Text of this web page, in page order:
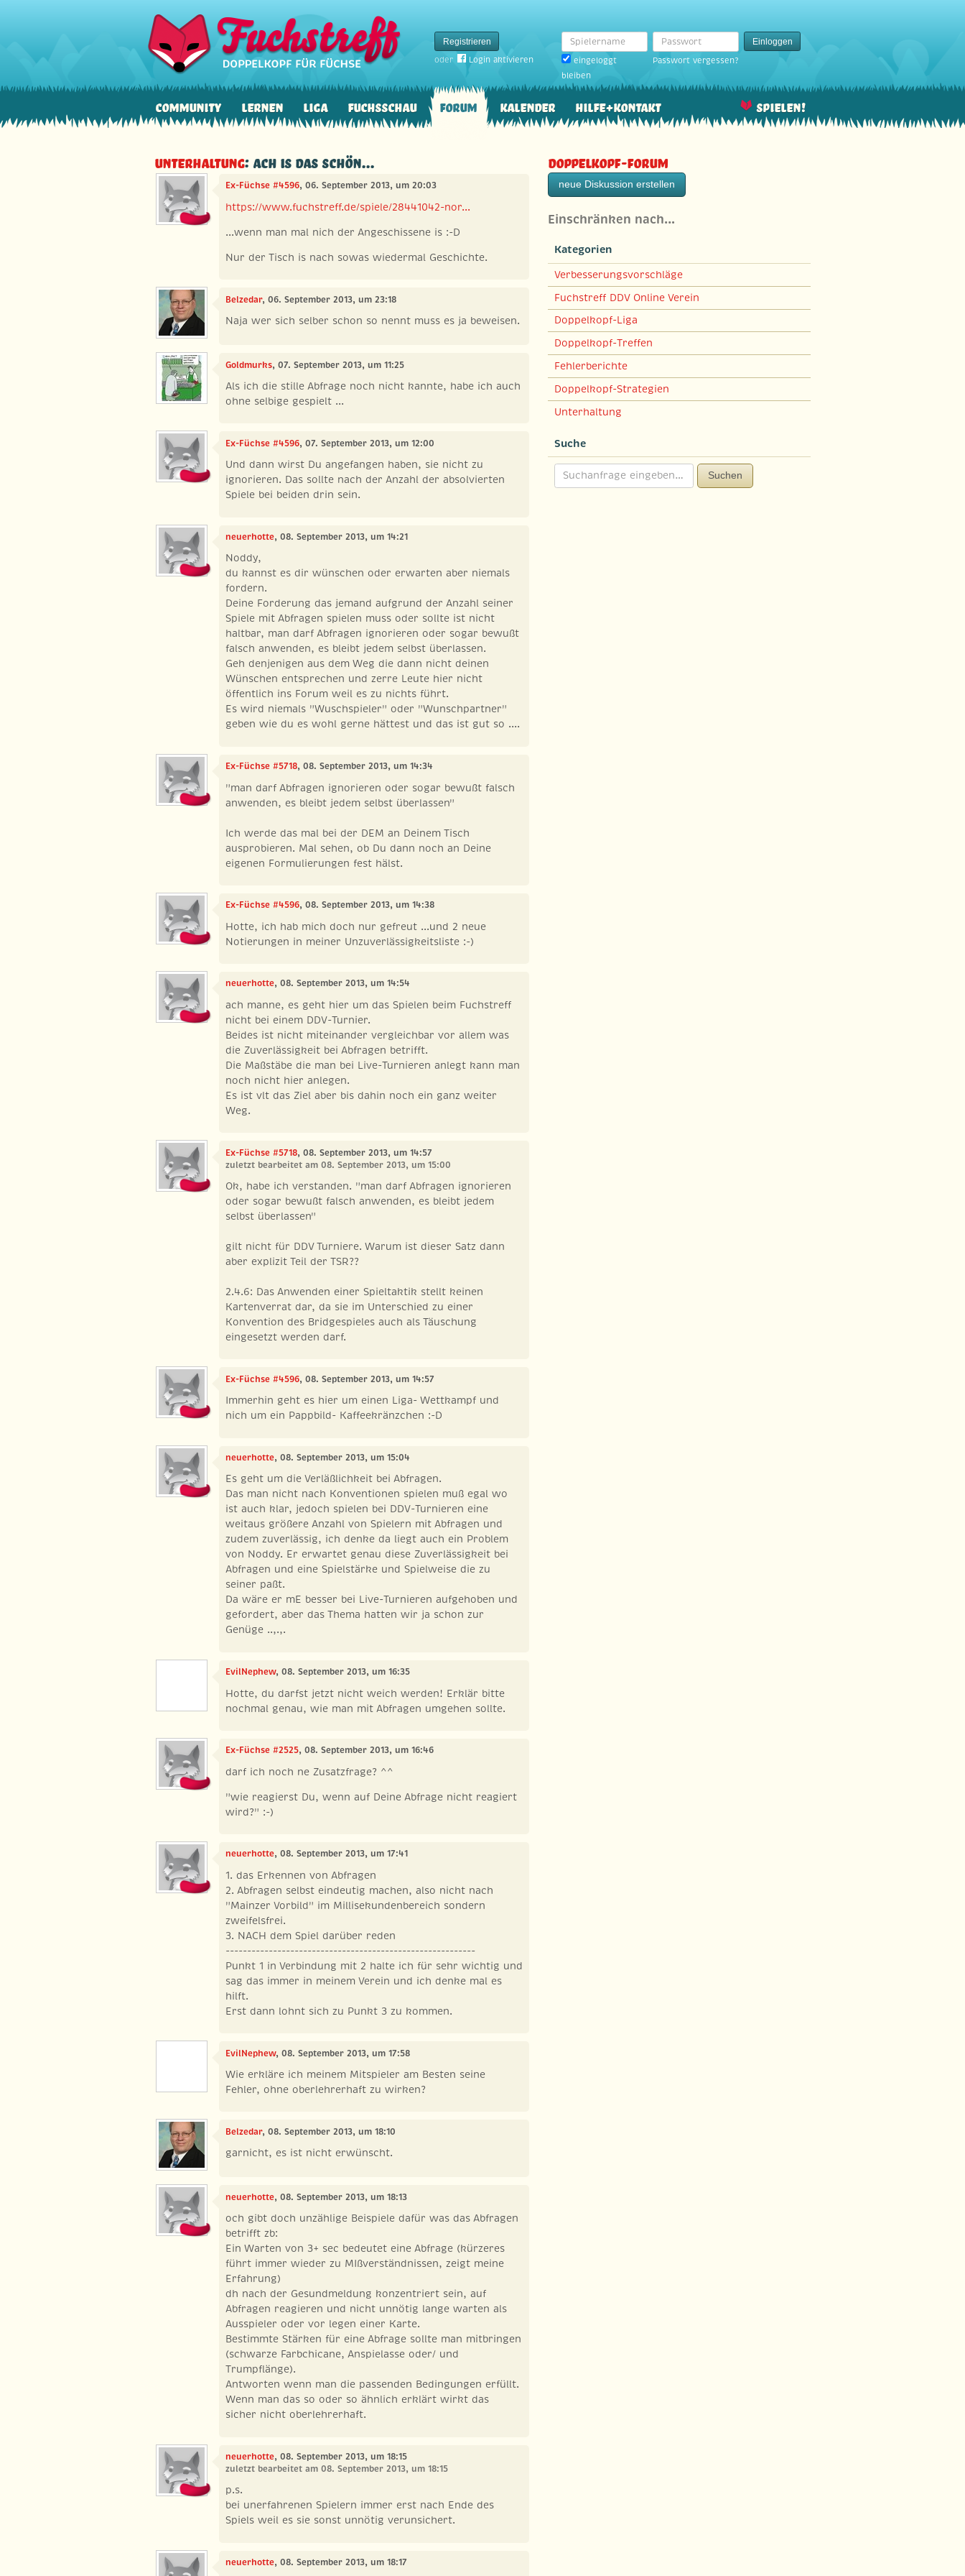
Registrieren
oder
Login aktivieren
Spielername
eingeloggt
bleiben
Passwort
Einloggen
Passwort vergessen?
Community Lernen Liga Fuchsschau Forum Kalender Hilfe+Kontakt Spielen!
Unterhaltung: Ach is das schön...
Ex-Füchse #4596, 06. September 2013, um 20:03
https://www.fuchstreff.de/spiele/28441042-nor...
...wenn man mal nich der Angeschissene is :-D
Nur der Tisch is nach sowas wiedermal Geschichte.
Belzedar, 06. September 2013, um 23:18
Naja wer sich selber schon so nennt muss es ja beweisen.
Goldmurks, 07. September 2013, um 11:25
Als ich die stille Abfrage noch nicht kannte, habe ich auch
ohne selbige gespielt ...
Ex-Füchse #4596, 07. September 2013, um 12:00
Und dann wirst Du angefangen haben, sie nicht zu
ignorieren. Das sollte nach der Anzahl der absolvierten
Spiele bei beiden drin sein.
neuerhotte, 08. September 2013, um 14:21
Noddy,
du kannst es dir wünschen oder erwarten aber niemals
fordern.
Deine Forderung das jemand aufgrund der Anzahl seiner
Spiele mit Abfragen spielen muss oder sollte ist nicht
haltbar, man darf Abfragen ignorieren oder sogar bewußt
falsch anwenden, es bleibt jedem selbst überlassen.
Geh denjenigen aus dem Weg die dann nicht deinen
Wünschen entsprechen und zerre Leute hier nicht
öffentlich ins Forum weil es zu nichts führt.
Es wird niemals "Wuschspieler" oder "Wunschpartner"
geben wie du es wohl gerne hättest und das ist gut so ....
Ex-Füchse #5718, 08. September 2013, um 14:34
"man darf Abfragen ignorieren oder sogar bewußt falsch
anwenden, es bleibt jedem selbst überlassen"
Ich werde das mal bei der DEM an Deinem Tisch
ausprobieren. Mal sehen, ob Du dann noch an Deine
eigenen Formulierungen fest hälst.
Ex-Füchse #4596, 08. September 2013, um 14:38
Hotte, ich hab mich doch nur gefreut ...und 2 neue
Notierungen in meiner Unzuverlässigkeitsliste :-)
neuerhotte, 08. September 2013, um 14:54
ach manne, es geht hier um das Spielen beim Fuchstreff
nicht bei einem DDV-Turnier.
Beides ist nicht miteinander vergleichbar vor allem was
die Zuverlässigkeit bei Abfragen betrifft.
Die Maßstäbe die man bei Live-Turnieren anlegt kann man
noch nicht hier anlegen.
Es ist vlt das Ziel aber bis dahin noch ein ganz weiter
Weg.
Ex-Füchse #5718, 08. September 2013, um 14:57
zuletzt bearbeitet am 08. September 2013, um 15:00
Ok, habe ich verstanden. "man darf Abfragen ignorieren
oder sogar bewußt falsch anwenden, es bleibt jedem
selbst überlassen"
gilt nicht für DDV Turniere. Warum ist dieser Satz dann
aber explizit Teil der TSR??
2.4.6: Das Anwenden einer Spieltaktik stellt keinen
Kartenverrat dar, da sie im Unterschied zu einer
Konvention des Bridgespieles auch als Täuschung
eingesetzt werden darf.
Ex-Füchse #4596, 08. September 2013, um 14:57
Immerhin geht es hier um einen Liga- Wettkampf und
nich um ein Pappbild- Kaffeekränzchen :-D
neuerhotte, 08. September 2013, um 15:04
Es geht um die Verläßlichkeit bei Abfragen.
Das man nicht nach Konventionen spielen muß egal wo
ist auch klar, jedoch spielen bei DDV-Turnieren eine
weitaus größere Anzahl von Spielern mit Abfragen und
zudem zuverlässig, ich denke da liegt auch ein Problem
von Noddy. Er erwartet genau diese Zuverlässigkeit bei
Abfragen und eine Spielstärke und Spielweise die zu
seiner paßt.
Da wäre er mE besser bei Live-Turnieren aufgehoben und
gefordert, aber das Thema hatten wir ja schon zur
Genüge ..,.,.
EvilNephew, 08. September 2013, um 16:35
Hotte, du darfst jetzt nicht weich werden! Erklär bitte
nochmal genau, wie man mit Abfragen umgehen sollte.
Ex-Füchse #2525, 08. September 2013, um 16:46
darf ich noch ne Zusatzfrage? ^^
"wie reagierst Du, wenn auf Deine Abfrage nicht reagiert
wird?" :-)
neuerhotte, 08. September 2013, um 17:41
1. das Erkennen von Abfragen
2. Abfragen selbst eindeutig machen, also nicht nach
"Mainzer Vorbild" im Millisekundenbereich sondern
zweifelsfrei.
3. NACH dem Spiel darüber reden
----------------------------------------------------------
Punkt 1 in Verbindung mit 2 halte ich für sehr wichtig und
sag das immer in meinem Verein und ich denke mal es
hilft.
Erst dann lohnt sich zu Punkt 3 zu kommen.
EvilNephew, 08. September 2013, um 17:58
Wie erkläre ich meinem Mitspieler am Besten seine
Fehler, ohne oberlehrerhaft zu wirken?
Belzedar, 08. September 2013, um 18:10
garnicht, es ist nicht erwünscht.
neuerhotte, 08. September 2013, um 18:13
och gibt doch unzählige Beispiele dafür was das Abfragen
betrifft zb:
Ein Warten von 3+ sec bedeutet eine Abfrage (kürzeres
führt immer wieder zu MIßverständnissen, zeigt meine
Erfahrung)
dh nach der Gesundmeldung konzentriert sein, auf
Abfragen reagieren und nicht unnötig lange warten als
Ausspieler oder vor legen einer Karte.
Bestimmte Stärken für eine Abfrage sollte man mitbringen
(schwarze Farbchicane, Anspielasse oder/ und
Trumpflänge).
Antworten wenn man die passenden Bedingungen erfüllt.
Wenn man das so oder so ähnlich erklärt wirkt das
sicher nicht oberlehrerhaft.
neuerhotte, 08. September 2013, um 18:15
zuletzt bearbeitet am 08. September 2013, um 18:15
p.s.
bei unerfahrenen Spielern immer erst nach Ende des
Spiels weil es sie sonst unnötig verunsichert.
neuerhotte, 08. September 2013, um 18:17
Doppelkopf-Forum
neue Diskussion erstellen
Einschränken nach…
Kategorien
Verbesserungsvorschläge
Fuchstreff DDV Online Verein
Doppelkopf-Liga
Doppelkopf-Treffen
Fehlerberichte
Doppelkopf-Strategien
Unterhaltung
Suche
Suchen